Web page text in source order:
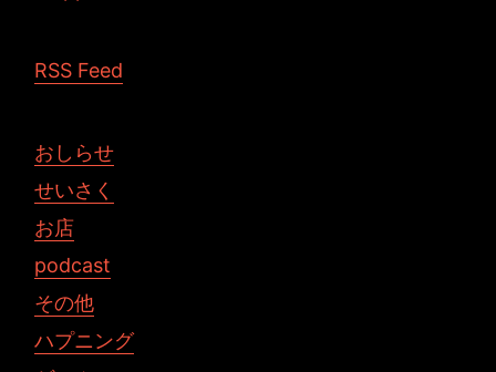
RSS Feed
おしらせ
せいさく
お店
podcast
その他
ハプニング